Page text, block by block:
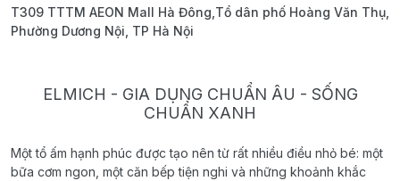
T309 TTTM AEON Mall Hà Đông,Tổ dân phố Hoàng Văn Thụ,
Phường Dương Nội, TP Hà Nội
ELMICH - GIA DỤNG CHUẨN ÂU - SỐNG
CHUẨN XANH
Một tổ ấm hạnh phúc được tạo nên từ rất nhiều điều nhỏ bé: một
bữa cơm ngon, một căn bếp tiện nghi và những khoảnh khắc